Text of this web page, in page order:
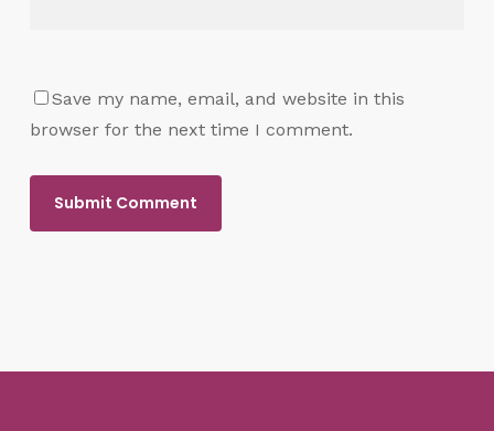
Save my name, email, and website in this
browser for the next time I comment.